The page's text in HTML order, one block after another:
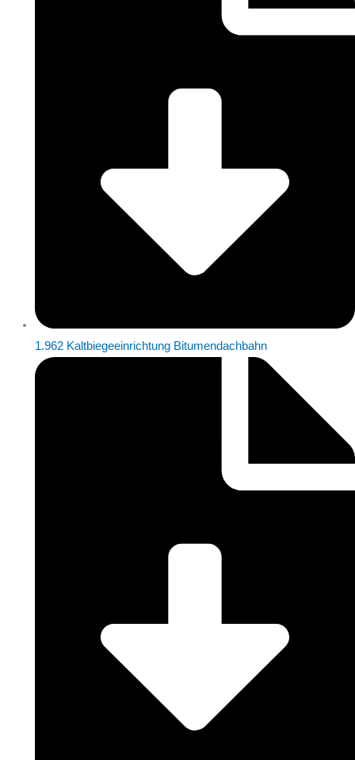
1.962 Kaltbiegeeinrichtung Bitumendachbahn